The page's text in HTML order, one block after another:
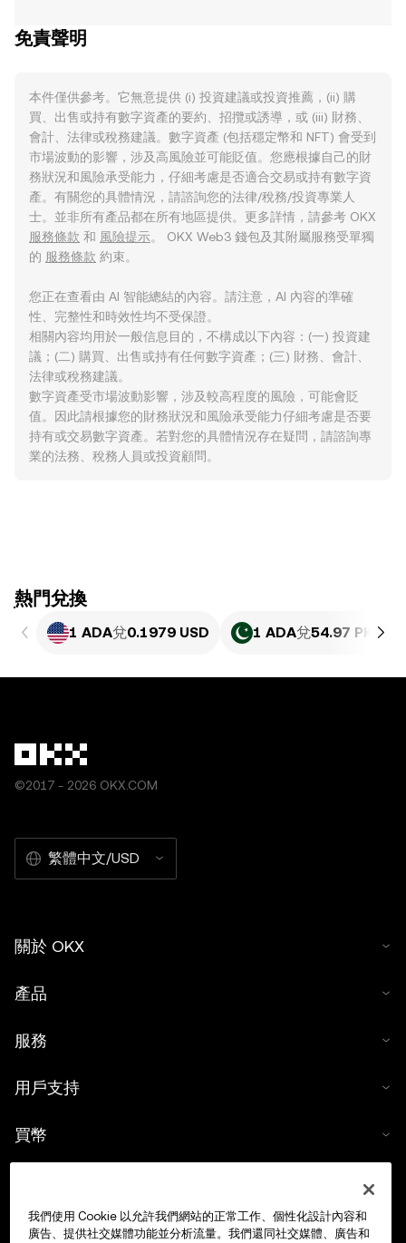
免責聲明
本件僅供參考。它無意提供 (i) 投資建議或投資推薦，(ii) 購
買、出售或持有數字資產的要約、招攬或誘導，或 (iii) 財務、
會計、法律或稅務建議。數字資產 (包括穩定幣和 NFT) 會受到
市場波動的影響，涉及高風險並可能貶值。您應根據自己的財
務狀況和風險承受能力，仔細考慮是否適合交易或持有數字資
產。有關您的具體情況，請諮詢您的法律/稅務/投資專業人
士。並非所有產品都在所有地區提供。更多詳情，請參考 OKX
服務條款 和 風險提示。 OKX Web3 錢包及其附屬服務受單獨
的 服務條款 約束。
您正在查看由 AI 智能總結的內容。請注意，AI 內容的準確
性、完整性和時效性均不受保證。
相關內容均用於一般信息目的，不構成以下內容：(一) 投資建
議；(二) 購買、出售或持有任何數字資產；(三) 財務、會計、
法律或稅務建議。
數字資產受市場波動影響，涉及較高程度的風險，可能會貶
值。因此請根據您的財務狀況和風險承受能力仔細考慮是否要
持有或交易數字資產。若對您的具體情況存在疑問，請諮詢專
業的法務、稅務人員或投資顧問。
ִִִִִִִִִִִִִִִִִִִִִִִִִִִִִִִִִִִִִִִִִִִִִִִִ熱門兌換
1 ADA兌0.1979 USD 1 ADA兌54.97 PKR
©2017 - 2026 OKX.COM
繁體中文/USD
關於 OKX
產品
服務
用戶支持
買幣
交易
我們使用 Cookie 以允許我們網站的正常工作、個性化設計內容和
廣告、提供社交媒體功能並分析流量。我們還同社交媒體、廣告和